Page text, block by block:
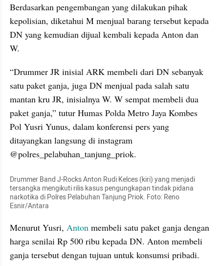
Berdasarkan pengembangan yang dilakukan pihak
kepolisian, diketahui M menjual barang tersebut kepada
DN yang kemudian dijual kembali kepada Anton dan
W.
“Drummer JR inisial ARK membeli dari DN sebanyak
satu paket ganja, juga DN menjual pada salah satu
mantan kru JR, inisialnya W. W sempat membeli dua
paket ganja,” tutur Humas Polda Metro Jaya Kombes
Pol Yusri Yunus, dalam konferensi pers yang
ditayangkan langsung di instagram
@polres_pelabuhan_tanjung_priok.
Drummer Band J-Rocks Anton Rudi Kelces (kiri) yang menjadi
tersangka mengikuti rilis kasus pengungkapan tindak pidana
narkotika di Polres Pelabuhan Tanjung Priok. Foto: Reno
Esnir/Antara
Menurut Yusri, Anton membeli satu paket ganja dengan
harga senilai Rp 500 ribu kepada DN. Anton membeli
ganja tersebut dengan tujuan untuk konsumsi pribadi.